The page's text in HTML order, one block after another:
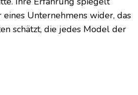
Unternehmens wider, das
schätzt, die jedes Model der